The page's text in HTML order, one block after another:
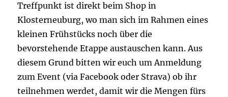
Treffpunkt ist direkt beim Shop in
Klosterneuburg, wo man sich im Rahmen eines
kleinen Frühstücks noch über die
bevorstehende Etappe austauschen kann. Aus
diesem Grund bitten wir euch um Anmeldung
zum Event (via Facebook oder Strava) ob ihr
teilnehmen werdet, damit wir die Mengen fürs